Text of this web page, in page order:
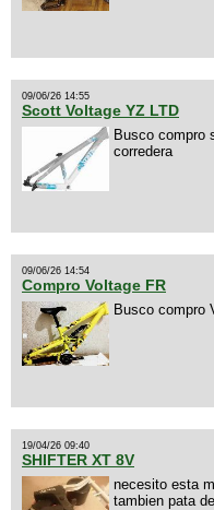
09/06/26 14:55
Scott Voltage YZ LTD
Busco compro
corredera
09/06/26 14:54
Compro Voltage FR
Busco compro
19/04/26 09:40
SHIFTER XT 8V
necesito esta
tambien pata